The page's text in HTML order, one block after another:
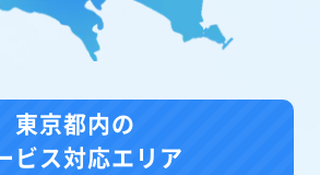
東京都内の
ビス対応エリア